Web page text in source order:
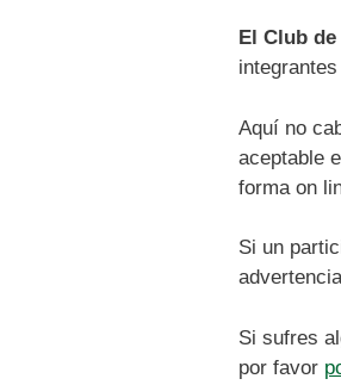
El Club
Aquí no
aceptable
forma on
Si un
Si sufres
por favor